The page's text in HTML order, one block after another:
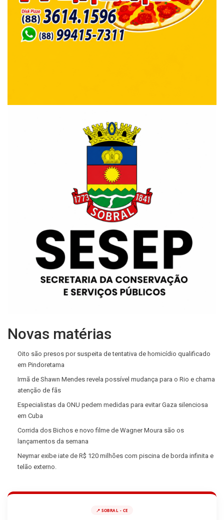
Novas matérias
Oito são presos por suspeita de tentativa de homicídio qualificado
em Pindoretama
Irmã de Shawn Mendes revela possível mudança para o Rio e chama
atenção de fãs
Especialistas da ONU pedem medidas para evitar Gaza silenciosa
em Cuba
Corrida dos Bichos e novo filme de Wagner Moura são os
lançamentos da semana
Neymar exibe iate de R$ 120 milhões com piscina de borda infinita e
telão externo.
📍 SOBRAL - CE